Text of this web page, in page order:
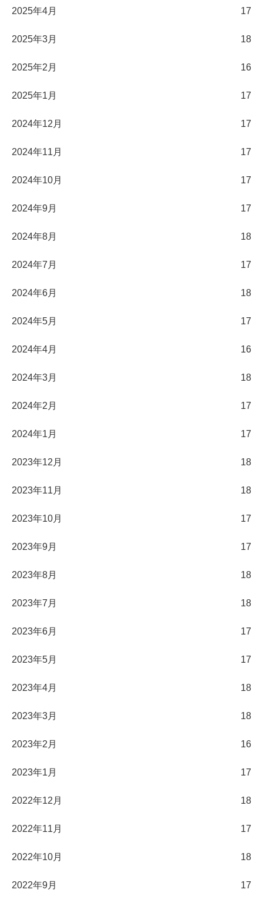
2025年4月 17
2025年3月 18
2025年2月 16
2025年1月 17
2024年12月 17
2024年11月 17
2024年10月 17
2024年9月 17
2024年8月 18
2024年7月 17
2024年6月 18
2024年5月 17
2024年4月 16
2024年3月 18
2024年2月 17
2024年1月 17
2023年12月 18
2023年11月 18
2023年10月 17
2023年9月 17
2023年8月 18
2023年7月 18
2023年6月 17
2023年5月 17
2023年4月 18
2023年3月 18
2023年2月 16
2023年1月 17
2022年12月 18
2022年11月 17
2022年10月 18
2022年9月 17